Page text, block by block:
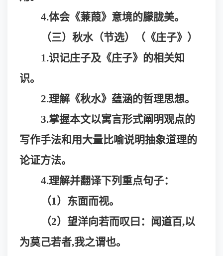
4.体会《蒹葭》意境的朦胧美。
（三）秋水（节选）（《庄子》）
1.识记庄子及《庄子》的相关知
识。
2.理解《秋水》蕴涵的哲理思想。
3.掌握本文以寓言形式阐明观点的
写作手法和用大量比喻说明抽象道理的
论证方法。
4.理解并翻译下列重点句子：
（1）东面而视。
（2）望洋向若而叹曰：闻道百,以
为莫己若者,我之谓也。